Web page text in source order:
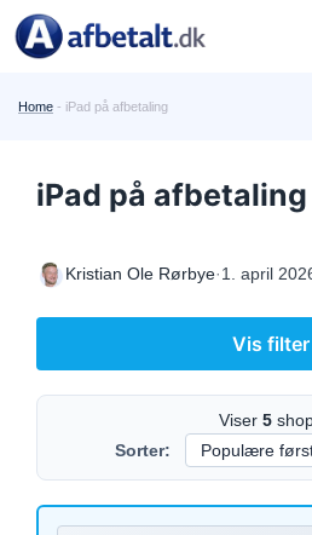
Hop
Home - iPad på afbetaling
iPad på afbetaling
Kristian Ole Rørbye·1. april
Vis filter
Viser 5
Sorter: